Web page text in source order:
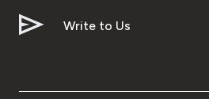
Write to Us